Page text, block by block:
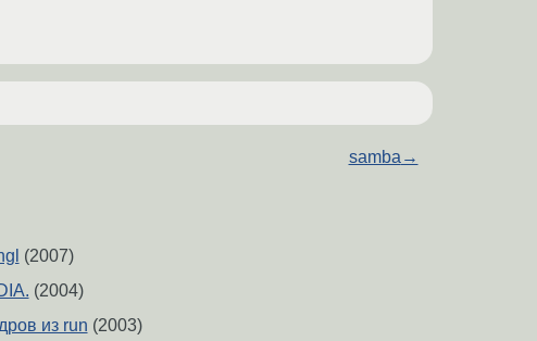
samba →
(2007)
(2004)
из run (2003)